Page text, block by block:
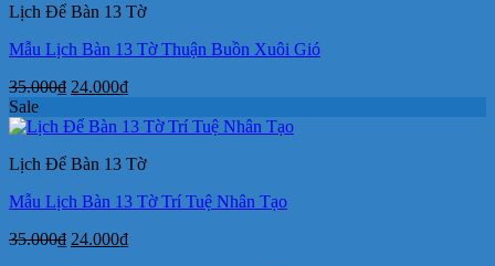
24.000₫.
Lịch Để Bàn 13 Tờ
Mẫu Lịch Bàn 13 Tờ Thuận Buồn Xuôi Gió
35.000₫ Giá
là:
24.000₫Giá
tại
24.000₫.
Sale
Lịch Để Bàn 13 Tờ
Mẫu Lịch Bàn 13 Tờ Trí Tuệ Nhân Tạo
35.000₫ Giá
24.000₫Giá